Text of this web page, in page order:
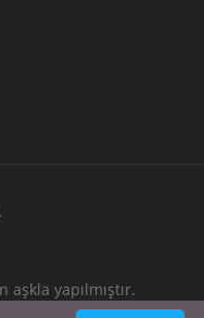
aşkla yapılmıştır.